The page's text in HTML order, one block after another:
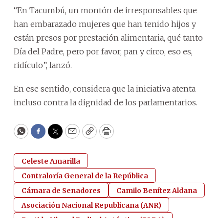
“En Tacumbú, un montón de irresponsables que
han embarazado mujeres que han tenido hijos y
están presos por prestación alimentaria, qué tanto
Día del Padre, pero por favor, pan y circo, eso es,
ridículo”, lanzó.
En ese sentido, considera que la iniciativa atenta
incluso contra la dignidad de los parlamentarios.
WhatsApp
Facebook
Twitter
EmailCopyPrint
Celeste Amarilla
Contraloría General de la República
Cámara de Senadores
Camilo Benítez Aldana
Asociación Nacional Republicana (ANR)